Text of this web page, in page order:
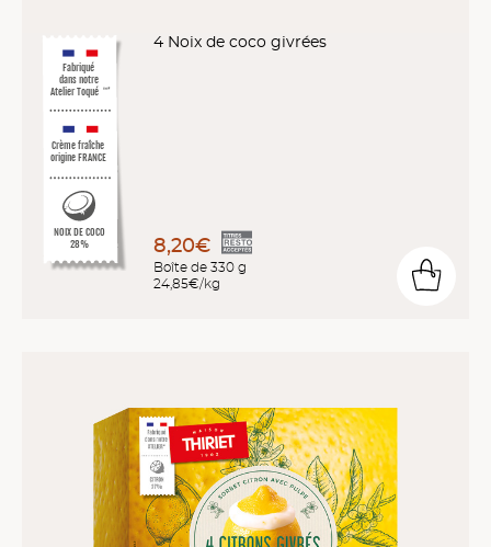
Fabriqué
dans notre
Atelier Toqué
™*
NOIX DE COCO
28%
Crème fraîche
origine FRANCE
4 Noix de coco givrées
8,20€
Boîte de 330 g
24,85€/kg